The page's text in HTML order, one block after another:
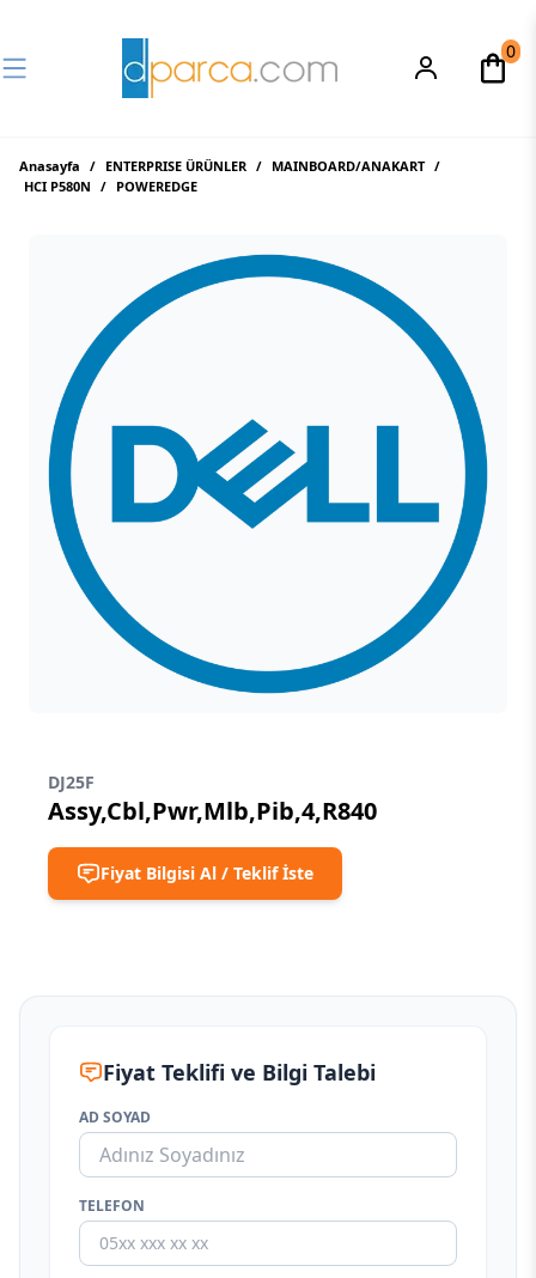
0
Anasayfa / ENTERPRISE ÜRÜNLER / MAINBOARD/ANAKART /
HCI P580N / POWEREDGE
DJ25F
Assy,Cbl,Pwr,Mlb,Pib,4,R840
Fiyat Bilgisi Al / Teklif İste
Fiyat Teklifi ve Bilgi Talebi
AD SOYAD
TELEFON